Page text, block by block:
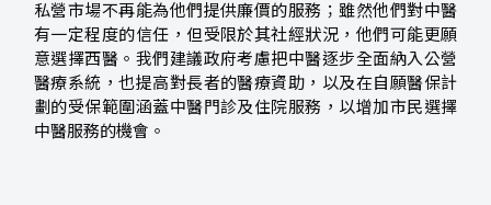
私營市場不再能為他們提供廉價的服務；雖然他們對中醫
有一定程度的信任，但受限於其社經狀況，他們可能更願
意選擇西醫。我們建議政府考慮把中醫逐步全面納入公營
醫療系統，也提高對長者的醫療資助，以及在自願醫保計
劃的受保範圍涵蓋中醫門診及住院服務，以增加市民選擇
中醫服務的機會。